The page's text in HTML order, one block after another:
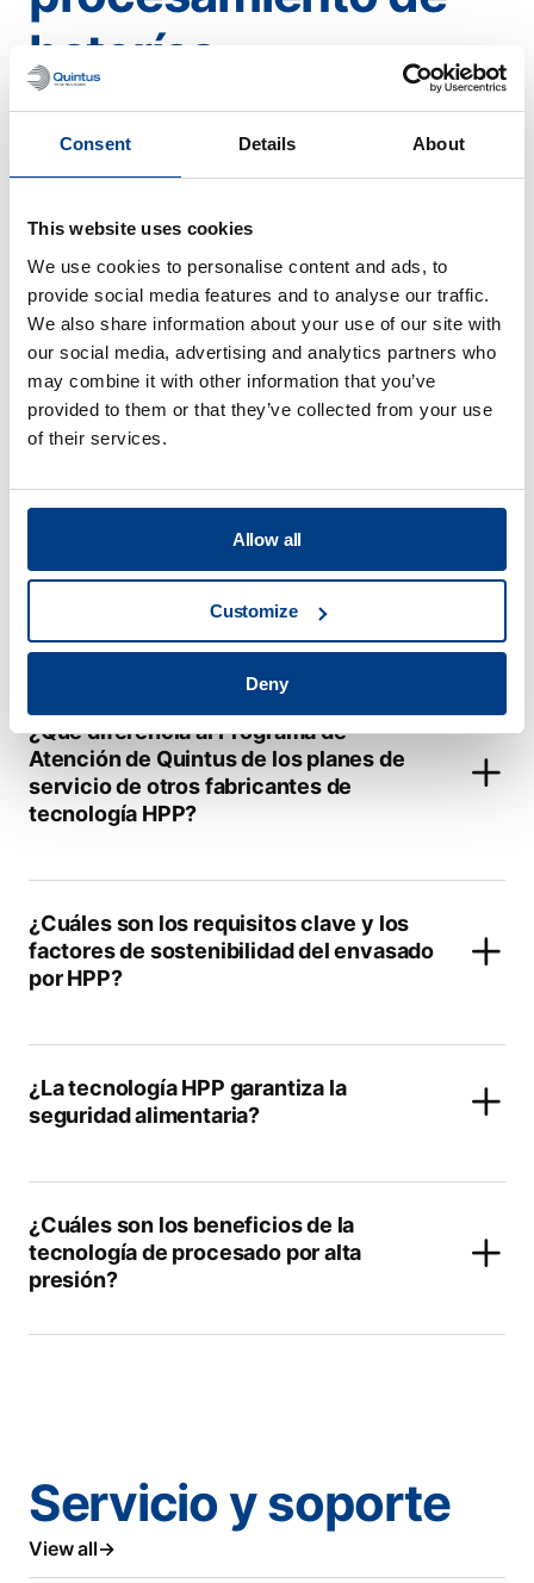
Consent Details About
This website uses cookies
We use cookies to personalise content and ads, to
provide social media features and to analyse our traffic.
We also share information about your use of our site with
our social media, advertising and analytics partners who
may combine it with other information that you’ve
provided to them or that they’ve collected from your use
of their services.
Allow all
Customize
Deny
baterías
Este no es un proceso continuo; ¿podrá
Procesado de
alimentos
¿Qué diferencia al Programa de
Atención de Quintus de los planes de
servicio de otros fabricantes de
tecnología HPP?
¿Cuáles son los requisitos clave y los
factores de sostenibilidad del envasado
por HPP?
¿La tecnología HPP garantiza la
seguridad alimentaria?
¿Cuáles son los beneficios de la
tecnología de procesado por alta
presión?
Servicio y soporte
View all